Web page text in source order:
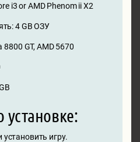
i3 or AMD Phenom ii X2
4 GB ОЗУ
GT, AMD 5670
установке:
игру.